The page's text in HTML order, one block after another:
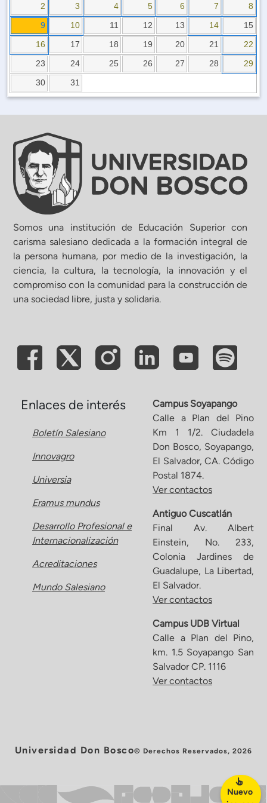
Capacitación Institucional
Estructura organizativa
Académica
Secretaría General
de Gestión Institucional
de Administración y Finanzas
Calidad Académica
Políticas institucionales
Acreditaciones
Boletín de noticias
Publicaciones
2
3 4 5 6 7
8
9
10 11 12 13 14
15
16
17 18 19 20 21
22
23
24 25 26 27 28
29
30
31
Nuevo
Somos una institución de Educación Superior con
carisma salesiano dedicada a la formación integral de
la persona humana, por medio de la investigación, la
ciencia, la cultura, la tecnología, la innovación y el
compromiso con la comunidad para la construcción de
una sociedad libre, justa y solidaria.
Enlaces de interés
Boletín Salesiano
Innovagro
Universia
Eramus mundus
Desarrollo Profesional e
Internacionalización
Acreditaciones
Mundo Salesiano
Campus Soyapango
Calle a Plan del Pino
Km 1 1/2. Ciudadela
Don Bosco, Soyapango,
El Salvador, CA. Código
Postal 1874.
Ver contactos
Antiguo Cuscatlán
Final Av. Albert
Einstein, No. 233,
Colonia Jardines de
Guadalupe, La Libertad,
El Salvador.
Ver contactos
Campus UDB Virtual
Calle a Plan del Pino,
km. 1.5 Soyapango San
Salvador CP. 1116
Ver contactos
Universidad Don Bosco© Derechos Reservados, 2026